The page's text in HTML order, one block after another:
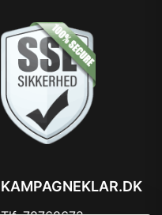
KAMPAGNEKLAR.DK